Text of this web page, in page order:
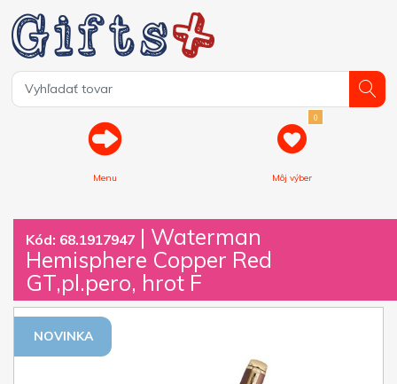
Menu
0
Môj výber
Kód: 68.1917947 | Waterman
Hemisphere Copper Red
GT,pl.pero, hrot F
NOVINKA